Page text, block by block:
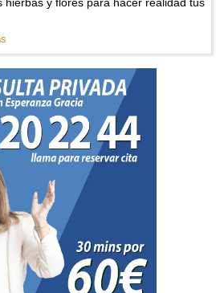
hierbas y flores para hacer realidad tus